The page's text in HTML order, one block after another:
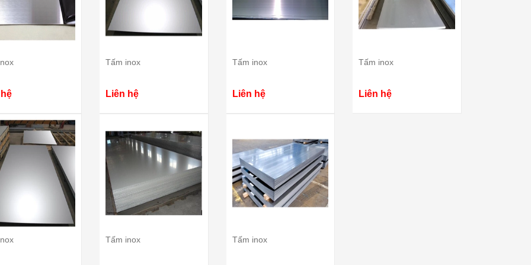
giản trong cách chế
nay mình xin chia sẻ
phở đơn giản này và
bếp làm ngay với mình
[Xem thêm...]
nóng hổi vừa thổi vừa ăn do chính
tay bạn tự làm đãi cả nhà thì còn
gì bằng? Vậy bạn đã biết cách làm
Không phải ngẫu nhiên phở bò lại
được các đầu bếp hàng đầu thế
giới bình chọn là món ăn nên thử
trưng...
lại khá đơn giản trong
biến. Hôm nay mình xin
cách nấu phở đơn giản
Tấm inox
Liên hệ
Tấm inox
Liên hệ
Tấm inox
Liên hệ
Tấm inox Tấm inox